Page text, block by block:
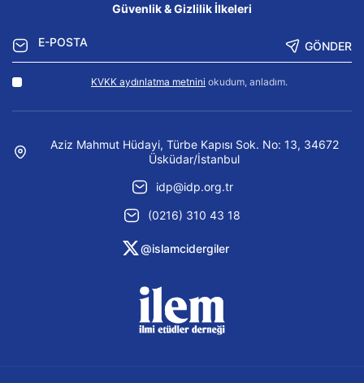
Güvenlik & Gizlilik İlkeleri
GÖNDER
KVKK aydınlatma metnini okudum, anladım.
Aziz Mahmut Hüdayi, Türbe Kapısı Sok. No: 13, 34672
Üsküdar/İstanbul
idp@idp.org.tr
(0216) 310 43 18
@islamcidergiler